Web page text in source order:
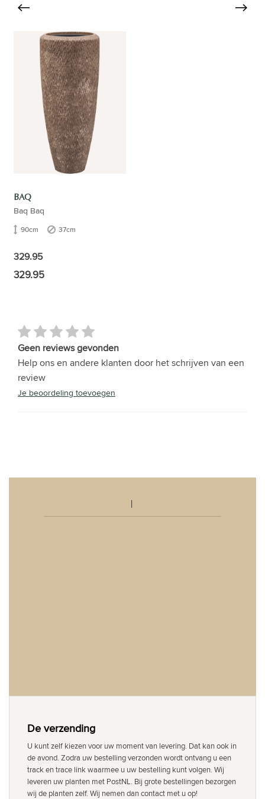
BAQ
Baq Baq
90cm 37cm
329.95
329.95
Geen reviews gevonden
Help ons en andere klanten door het schrijven van een
review
Je beoordeling toevoegen
De verzending
U kunt zelf kiezen voor uw moment van levering. Dat kan ook in
de avond. Zodra uw bestelling verzonden wordt ontvang u een
track en trace link waarmee u uw bestelling kunt volgen. Wij
leveren uw planten met PostNL. Bij grote bestellingen bezorgen
wij de planten zelf. Wij nemen dan contact met u op!